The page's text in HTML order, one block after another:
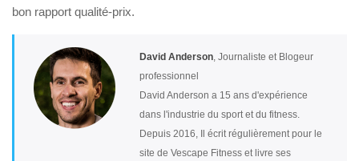
bon rapport qualité-prix.
David Anderson , Journaliste et Blogeur
professionnel
David Anderson a 15 ans d'expérience
dans l'industrie du sport et du fitness.
Depuis 2016, Il écrit régulièrement pour le
site de Vescape Fitness et livre ses